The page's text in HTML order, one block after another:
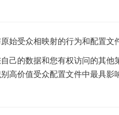
始受众相映射的行为和配置文
己的数据和您有权访问的其他
高价值受众配置文件中最具影